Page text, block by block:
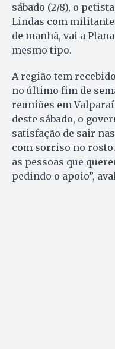
sábado (2/8), o
Lindas com
de manhã, vai a
mesmo tipo.
A região tem
no último fim de
reuniões em
deste sábado, o
satisfação de sair
com sorriso no
as pessoas que
pedindo o apoio”,